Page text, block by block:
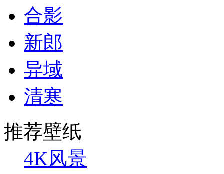
合影
新郎
异域
清寒
推荐壁纸
4K风景